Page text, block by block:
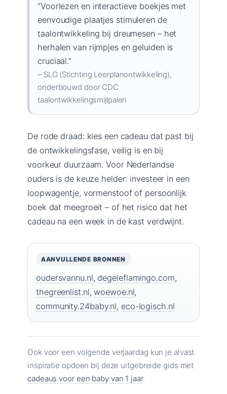
“Voorlezen en interactieve boekjes met
eenvoudige plaatjes stimuleren de
taalontwikkeling bij dreumesen – het
herhalen van rijmpjes en geluiden is
cruciaal.”
– SLO (Stichting Leerplanontwikkeling),
onderbouwd door CDC
taalontwikkelingsmijlpalen
De rode draad: kies een cadeau dat past bij
de ontwikkelingsfase, veilig is en bij
voorkeur duurzaam. Voor Nederlandse
ouders is de keuze helder: investeer in een
loopwagentje, vormenstoof of persoonlijk
boek dat meegroeit – of het risico dat het
cadeau na een week in de kast verdwijnt.
AANVULLENDE BRONNEN
oudersvannu.nl, degeleflamingo.com,
thegreenlist.nl,woewoe.nl,
community.24baby.nl, eco-logisch.nl
Ook voor een volgende verjaardag kun je alvast
inspiratie opdoen bij deze uitgebreide gids met
cadeaus voor een baby van 1 jaar.